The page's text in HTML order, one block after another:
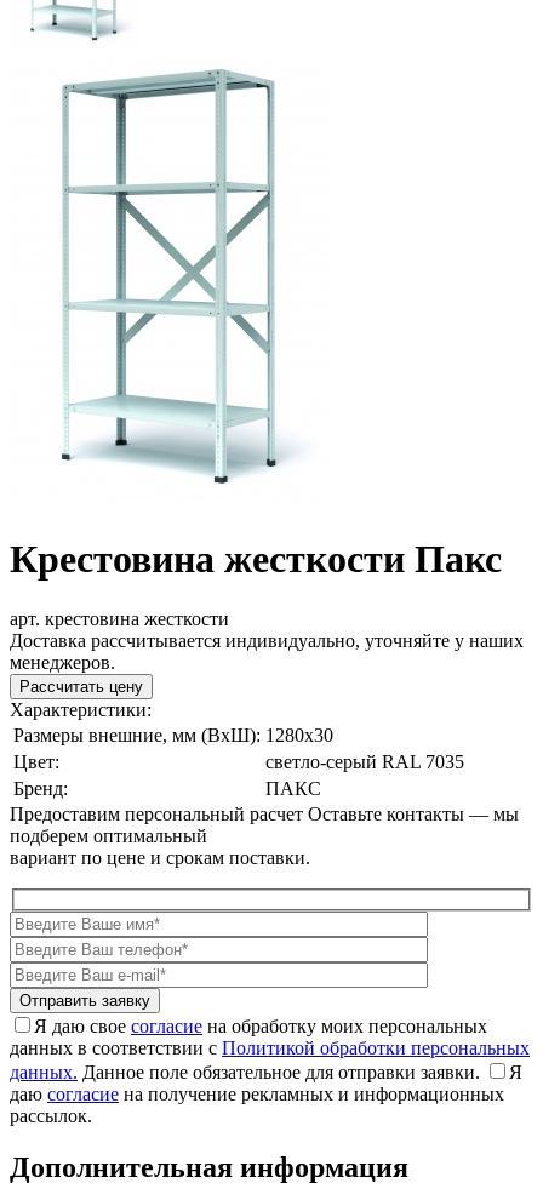
Крестовина жесткости Пакс
арт. крестовина жесткости
Доставка рассчитывается индивидуально, уточняйте у наших
менеджеров.
Рассчитать цену
Характеристики:
Размеры внешние, мм (ВxШ): 1280x30
Цвет:
cветло-серый RAL 7035
Бренд:
ПАКС
Предоставим персональный расчет Оставьте контакты — мы
подберем оптимальный
вариант по цене и срокам поставки.
Я даю свое согласие на обработку моих персональных
данных в соответствии с Политикой обработки персональных
данных. Данное поле обязательное для отправки заявки.
Я
даю согласие на получение рекламных и информационных
рассылок.
Дополнительная информация